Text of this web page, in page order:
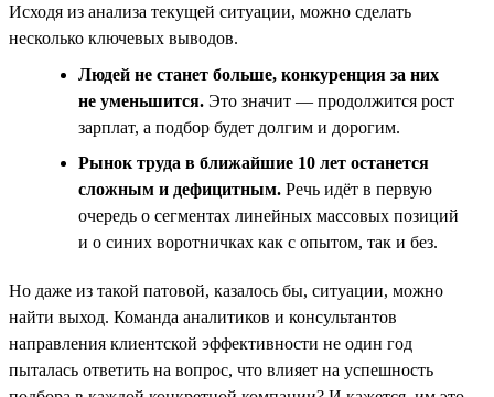
Исходя из анализа текущей ситуации, можно сделать
несколько ключевых выводов.
Людей не станет больше, конкуренция за них
не уменьшится. Это значит — продолжится рост
зарплат, а подбор будет долгим и дорогим.
Рынок труда в ближайшие 10 лет останется
сложным и дефицитным. Речь идёт в первую
очередь о сегментах линейных массовых позиций
и о синих воротничках как с опытом, так и без.
Но даже из такой патовой, казалось бы, ситуации, можно
найти выход. Команда аналитиков и консультантов
направления клиентской эффективности не один год
пыталась ответить на вопрос, что влияет на успешность